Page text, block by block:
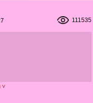
111535
˅